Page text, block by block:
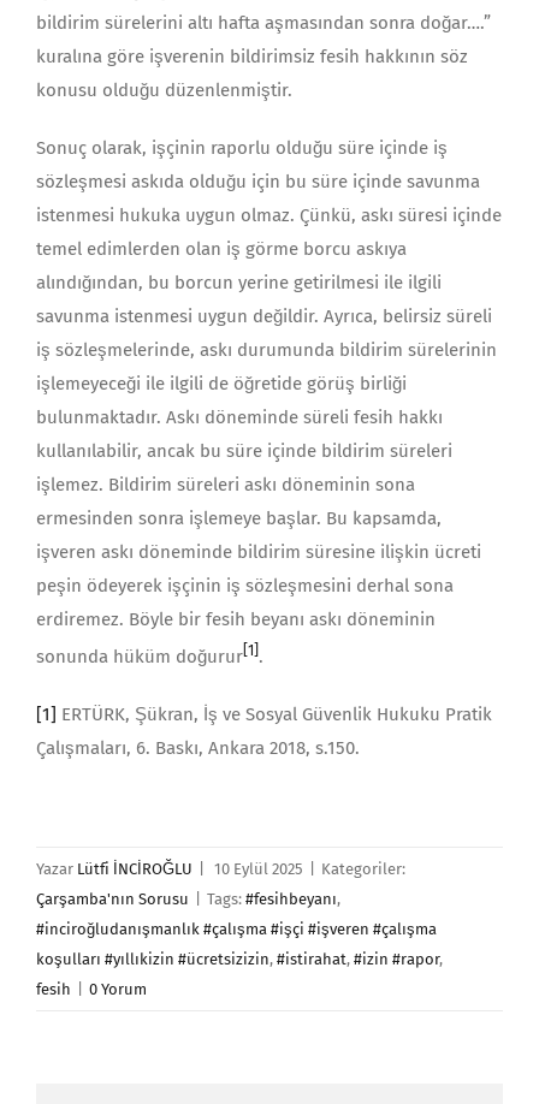
bildirim sürelerini altı hafta aşmasından sonra doğar….”
kuralına göre işverenin bildirimsiz fesih hakkının söz
konusu olduğu düzenlenmiştir.
Sonuç olarak, işçinin raporlu olduğu süre içinde iş
sözleşmesi askıda olduğu için bu süre içinde savunma
istenmesi hukuka uygun olmaz. Çünkü, askı süresi içinde
temel edimlerden olan iş görme borcu askıya
alındığından, bu borcun yerine getirilmesi ile ilgili
savunma istenmesi uygun değildir. Ayrıca, belirsiz süreli
iş sözleşmelerinde, askı durumunda bildirim sürelerinin
işlemeyeceği ile ilgili de öğretide görüş birliği
bulunmaktadır. Askı döneminde süreli fesih hakkı
kullanılabilir, ancak bu süre içinde bildirim süreleri
işlemez. Bildirim süreleri askı döneminin sona
ermesinden sonra işlemeye başlar. Bu kapsamda,
işveren askı döneminde bildirim süresine ilişkin ücreti
peşin ödeyerek işçinin iş sözleşmesini derhal sona
erdiremez. Böyle bir fesih beyanı askı döneminin
sonunda hüküm doğurur[1].
[1] ERTÜRK, Şükran, İş ve Sosyal Güvenlik Hukuku Pratik
Çalışmaları, 6. Baskı, Ankara 2018, s.150.
Yazar Lütfi İNCİROĞLU 10 Eylül 2025
Kategoriler:
Çarşamba'nın Sorusu
Tags: #fesihbeyanı,
#inciroğludanışmanlık #çalışma #işçi #işveren #çalışma
koşulları #yıllıkizin #ücretsizizin, #istirahat, #izin #rapor,
fesih
0 Yorum